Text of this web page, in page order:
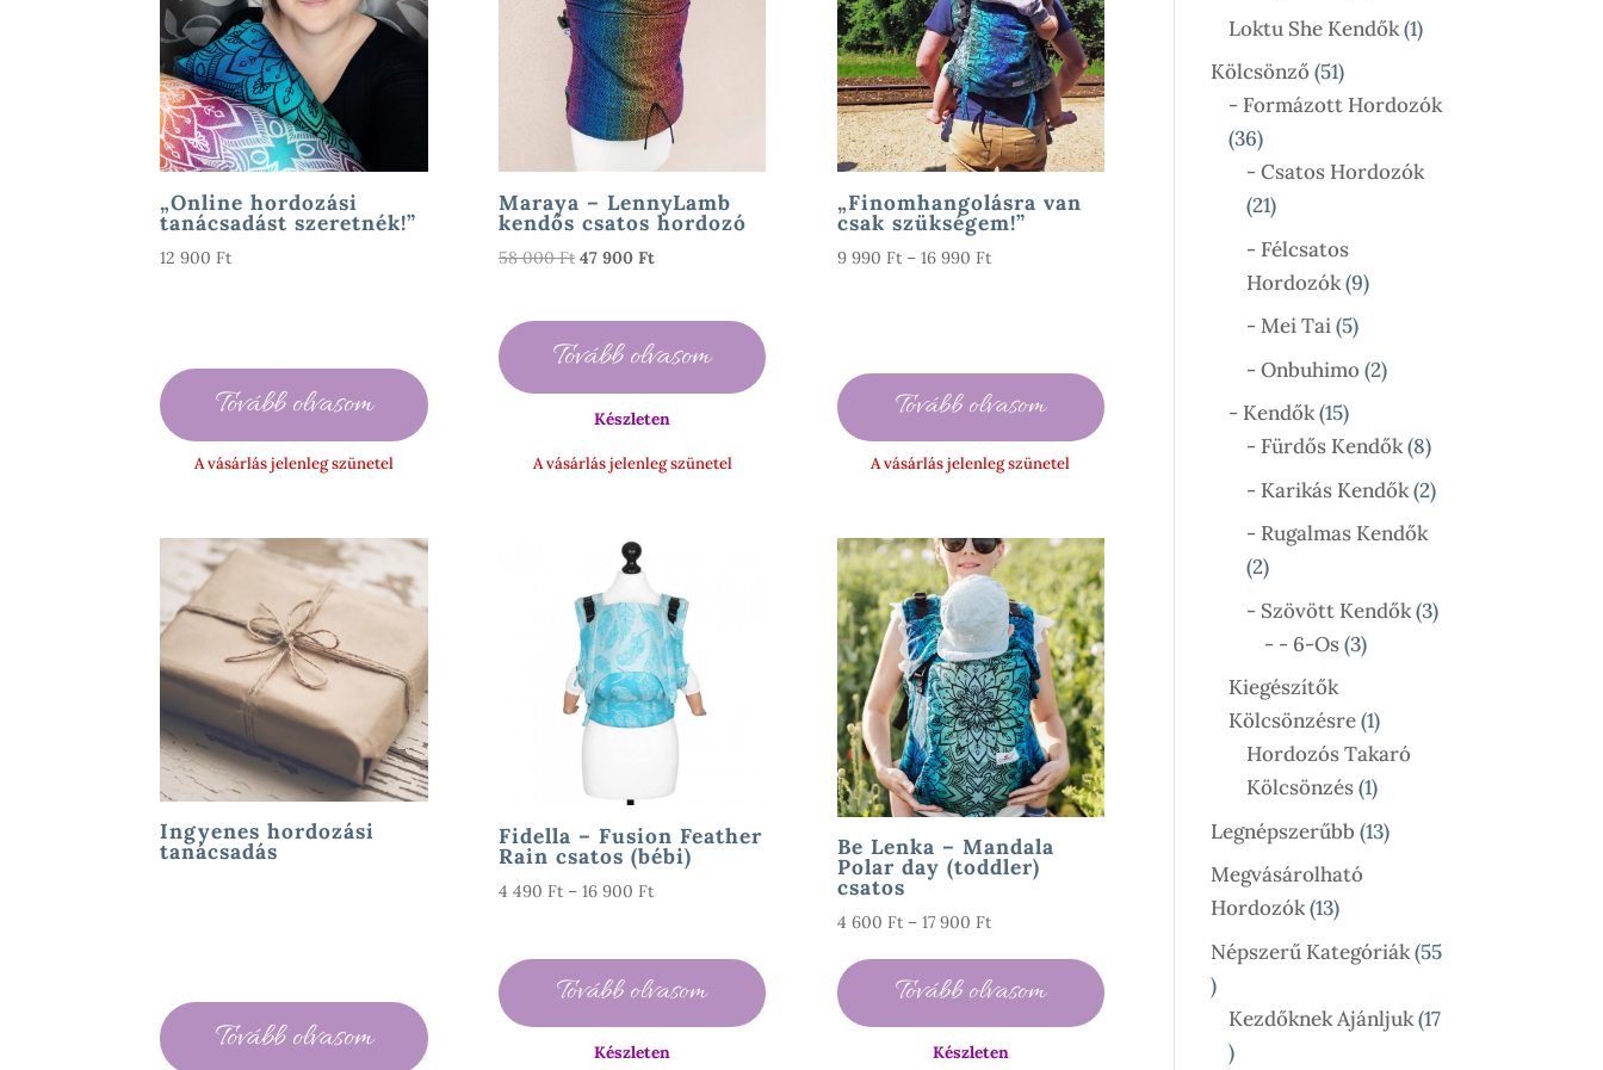
„Online hordozási
tanácsadást szeretnék!”
12 900 Ft
Tovább olvasom
A vásárlás jelenleg szünetel
Maraya – LennyLamb
kendős csatos hordozó
58 000Ft Original
58
000 Ft.
47 900 FtCurrent
47
900 Ft.
Tovább olvasom
Készleten
A vásárlás jelenleg szünetel
„Finomhangolásra van
csak szükségem!”
9 990 Ft – 16 990 FtÁrtartomány:
990 Ft
Tovább olvasom
A vásárlás jelenleg szünetel
Ingyenes hordozási
tanácsadás
Tovább olvasom
Fidella – Fusion Feather
Rain csatos (bébi)
4 490 Ft – 16 900 FtÁrtartomány:
16
900 Ft
Tovább olvasom
Készleten
Be Lenka – Mandala
Polar day (toddler)
csatos
4 600 Ft – 17 900 FtÁrtartomány:
600 Ft
-
17
900 Ft
Tovább olvasom
Készleten
Termék
Loktu She Kendők 11
Kölcsönző 5151
Termék
- Formázott Hordozók
3636
Termék
- Csatos Hordozók
2121
Termék
- Félcsatos
Hordozók 99
- Mei Tai 55
Termék
- Onbuhimo 22
- Kendők 1515
Termék
- Fürdős Kendők 88
Termék
- Karikás Kendők 22
- Rugalmas Kendők
22
Termék
- Szövött Kendők 33
- - 6-Os 33
Kiegészítők
Kölcsönzésre 11
Termék
Hordozós Takaró
Kölcsönzés 11
Termék
Legnépszerűbb 1313
Megvásárolható
Hordozók 1313
Termék
Népszerű Kategóriák 55
55
Termék
Kezdőknek Ajánljuk 17
17